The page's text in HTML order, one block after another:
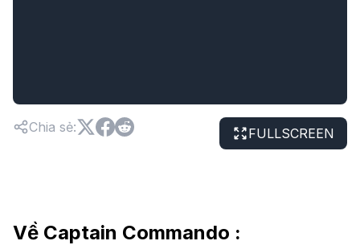
Chia sẻ: FULLSCREEN
Về Captain Commando :